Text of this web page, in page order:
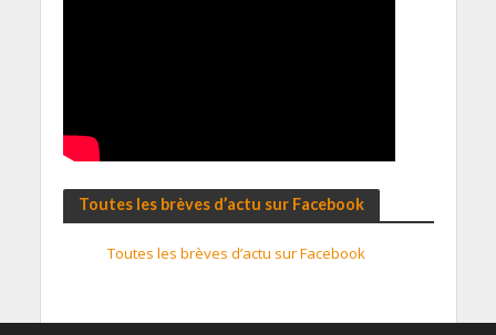
Toutes les brèves d’actu sur Facebook
Toutes les brèves d’actu sur Facebook